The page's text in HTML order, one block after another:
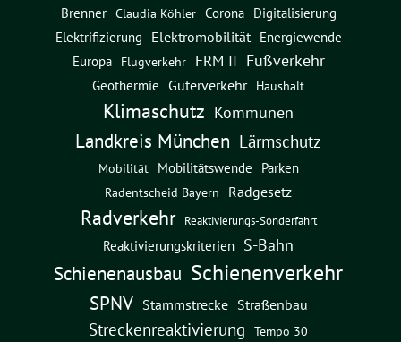
Brenner Claudia Köhler Corona
Digitalisierung
Elektrifizierung
Elektromobilität Energiewende
Europa Flugverkehr FRM II Fußverkehr
Geothermie Güterverkehr Haushalt
Klimaschutz Kommunen
Landkreis München Lärmschutz
Mobilität Mobilitätswende Parken
Radentscheid Bayern Radgesetz
Radverkehr Reaktivierungs-Sonderfahrt
Reaktivierungskriterien S-Bahn
Schienenausbau Schienenverkehr
SPNV Stammstrecke Straßenbau
Streckenreaktivierung Tempo 30